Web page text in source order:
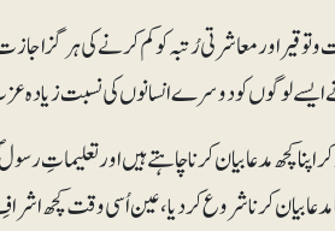
اور معاشرتی رُتبہ کو کم کرنے کی ہرگز اجازت
ایسے لوگوں کو دوسرے انسانوں کی نسبت
کچھ مدعا بیان کرنا چاہتے ہیں اور تعلیماتِ
بیان کرنا شروع کر دیا، عین اُسی وقت کچھ